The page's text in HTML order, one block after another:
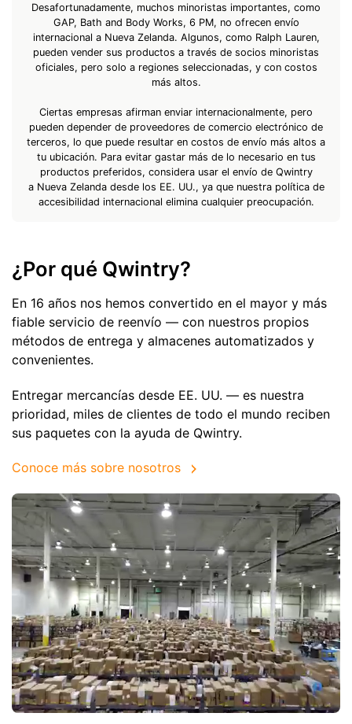
Desafortunadamente, muchos minoristas importantes, como
GAP, Bath and Body Works, 6 PM, no ofrecen envío
internacional a Nueva Zelanda. Algunos, como Ralph Lauren,
pueden vender sus productos a través de socios minoristas
oficiales, pero solo a regiones seleccionadas, y con costos
más altos.
Ciertas empresas afirman enviar internacionalmente, pero
pueden depender de proveedores de comercio electrónico de
terceros, lo que puede resultar en costos de envío más altos a
tu ubicación. Para evitar gastar más de lo necesario en tus
productos preferidos, considera usar el envío de Qwintry
a Nueva Zelanda desde los EE. UU., ya que nuestra política de
accesibilidad internacional elimina cualquier preocupación.
¿Por qué Qwintry?
En 16 años nos hemos convertido en el mayor y más
fiable servicio de reenvío — con nuestros propios
métodos de entrega y almacenes automatizados y
convenientes.
Entregar mercancías desde EE. UU. — es nuestra
prioridad, miles de clientes de todo el mundo reciben
sus paquetes con la ayuda de Qwintry.
Conoce más sobre nosotros